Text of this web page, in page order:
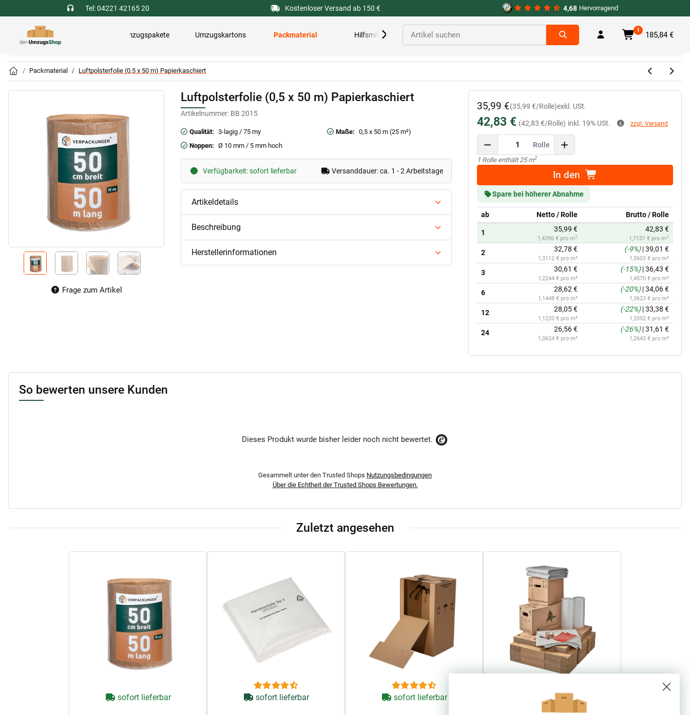
Tel: 04221 42165 20 Kostenloser Versand ab 150 € 4,68 Hervorragend
Umzugspakete Umzugskartons Packmaterial Hilfsmittel
1
185,84 €
Packmaterial Luftpolsterfolie (0,5 x 50 m) Papierkaschiert
Frage zum Artikel
Luftpolsterfolie (0,5 x 50 m) Papierkaschiert
Artikelnummer: BB 2015
Qualität: 3-lagig / 75 my Maße: 0,5 x 50 m (25 m²)
Noppen: Ø 10 mm / 5 mm hoch
Verfügbarkeit: sofort lieferbar Versanddauer: ca. 1 - 2 Arbeitstage
Artikeldetails
Beschreibung
Herstellerinformationen
35,99 €(35,99 €/Rolle)exkl. USt.
42,83 € (42,83 €/Rolle) inkl. 19% USt. zzgl. Versand
Rolle
x1 Rolle enthält 25 m2
In den
Spare bei höherer Abnahme
ab Netto / Rolle Brutto / Rolle
1 35,99 €
1,4396 € pro m2
42,83 €
1,7131 € pro m2
2 32,78 €
1,3112 € pro m²
(-9%)|39,01 €
1,5603 € pro m²
3 30,61 €
1,2244 € pro m²
(-15%)|36,43 €
1,4570 € pro m²
6 28,62 €
1,1448 € pro m²
(-20%)|34,06 €
1,3623 € pro m²
12 28,05 €
1,1220 € pro m²
(-22%)|33,38 €
1,3352 € pro m²
24 26,56 €
1,0624 € pro m²
(-26%)|31,61 €
1,2643 € pro m²
So bewerten unsere Kunden
Dieses Produkt wurde bisher leider noch nicht bewertet.
Gesammelt unter den Trusted Shops Nutzungsbedingungen
Über die Echtheit der Trusted Shops Bewertungen.
Zuletzt angesehen
sofort lieferbar sofort lieferbar sofort lieferbar sofort lieferbar